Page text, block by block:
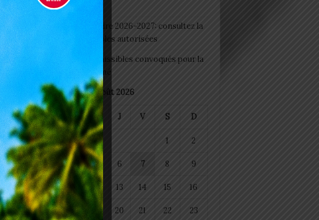
sonnette d’alarme
Togo/ Rentrée scolaire 2026-2027: consultez la
liste officielle des écoles autorisées
ESSAL 2026 : les admissibles convoqués pour la
visite médicale à Lomé
août 2026
L M M J V S D
1 2
3 4 5 6 7 8 9
10 11 12 13 14 15 16
17 18 20 21 22 23